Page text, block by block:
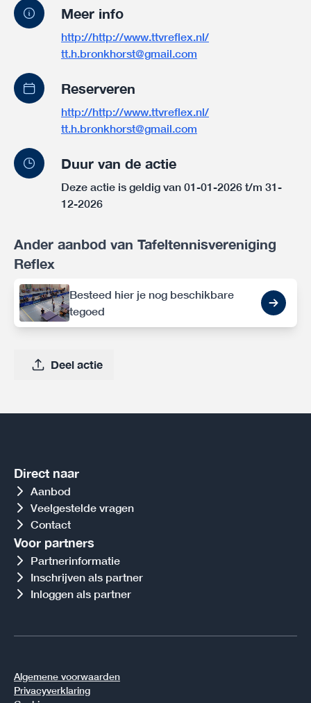
Meer info
http://http://www.ttvreflex.nl/
tt.h.bronkhorst@gmail.com
Reserveren
http://http://www.ttvreflex.nl/
tt.h.bronkhorst@gmail.com
Duur van de actie
Deze actie is geldig van 01-01-2026 t/m 31-
12-2026
Ander aanbod van Tafeltennisvereniging
Reflex
Besteed hier je nog beschikbare
tegoed
Deel actie
Direct naar
Aanbod
Veelgestelde vragen
Contact
Voor partners
Partnerinformatie
Inschrijven als partner
Inloggen als partner
Algemene voorwaarden
Privacyverklaring